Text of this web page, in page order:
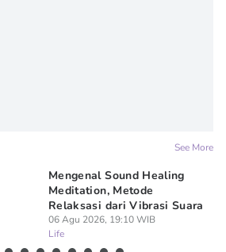
See More
Mengenal Sound Healing
Meditation, Metode
Relaksasi dari Vibrasi Suara
06 Agu 2026, 19:10 WIB
Life